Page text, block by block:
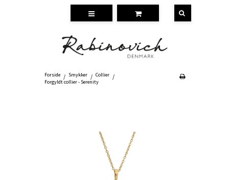
Forside / Smykker / Collier /
Forgyldt collier - Serenity